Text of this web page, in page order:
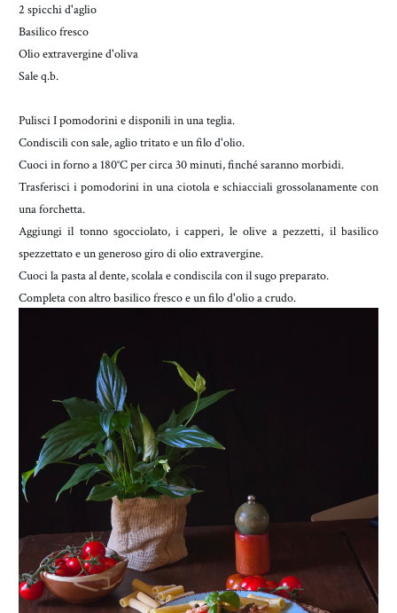
2 spicchi d'aglio
Basilico fresco
Olio extravergine d'oliva
Sale q.b.
Pulisci I pomodorini e disponili in una teglia.
Condiscili con sale, aglio tritato e un filo d'olio.
Cuoci in forno a 180°C per circa 30 minuti, finché saranno morbidi.
Trasferisci i pomodorini in una ciotola e schiacciali grossolanamente con
una forchetta.
Aggiungi il tonno sgocciolato, i capperi, le olive a pezzetti, il basilico
spezzettato e un generoso giro di olio extravergine.
Cuoci la pasta al dente, scolala e condiscila con il sugo preparato.
Completa con altro basilico fresco e un filo d'olio a crudo.